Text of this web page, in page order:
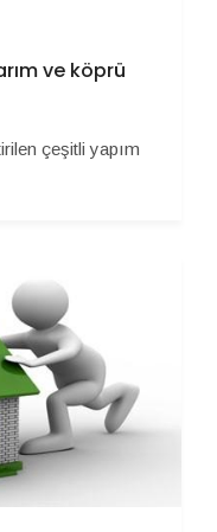
ve köprü
çeşitli yapım